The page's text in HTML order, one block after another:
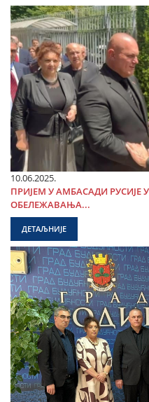
10.06.2025.
ПРИЈЕМ У АМБАСАДИ РУСИЈЕ
ОБЕЛЕЖАВАЊА...
ДЕТАЉНИЈЕ